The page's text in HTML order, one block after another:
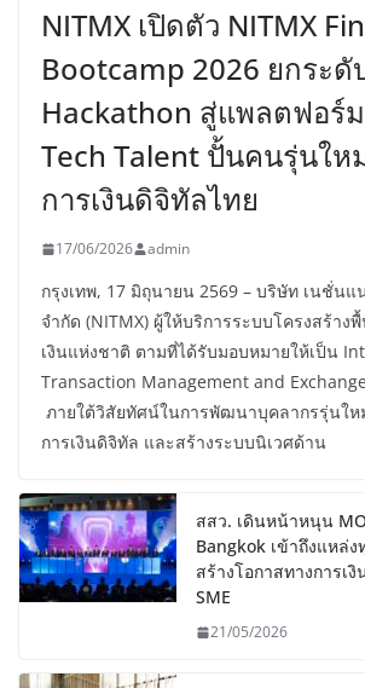
NITMX เปิดตัว NITMX
Bootcamp 2026 ยกระดั
Hackathon สู่แพลตฟอร์
Tech Talent ปั้นคนรุ่นใ
การเงินดิจิทัลไทย
17/06/2026 admin
กรุงเทพ, 17 มิถุนายน 2569 – บริษัท เนชั่นแ
จำกัด (NITMX) ผู้ให้บริการระบบโครงสร้าง
เงินแห่งชาติ ตามที่ได้รับมอบหมายให้เป็น
Transaction Management and
ภายใต้วิสัยทัศน์ในการพัฒนาบุคลากรรุ่นให
การเงินดิจิทัล และสร้างระบบนิเวศด้าน
สสว. เดินหน้าหนุน
Bangkok เข้าถึงแหล่
สร้างโอกาสทางการเ
SME
21/05/2026